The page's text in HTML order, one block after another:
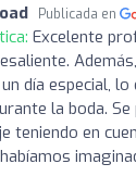
Publicada en
Excelente
día especial, lo
la boda. Se
teniendo en